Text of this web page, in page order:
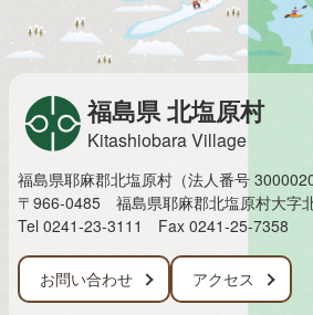
福島県 北塩原村
Kitashiobara Village
福島県耶麻郡北塩原村（法人番号
〒966-0485 福島県耶麻郡北塩原村大字
Tel 0241-23-3111 Fax 0241-25-7358
お問い合わせ アクセス